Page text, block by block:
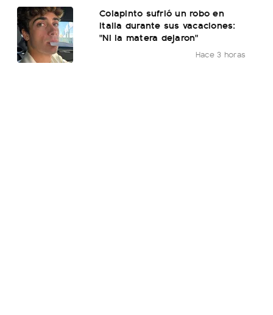
Colapinto sufrió un robo en
Italia durante sus vacaciones:
"Ni la matera dejaron"
Hace 3 horas